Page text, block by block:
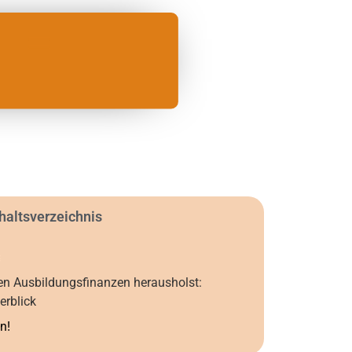
Ausbildungsfinanzen herausholst: